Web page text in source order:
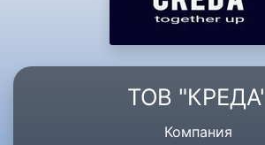
ТОВ
Компания